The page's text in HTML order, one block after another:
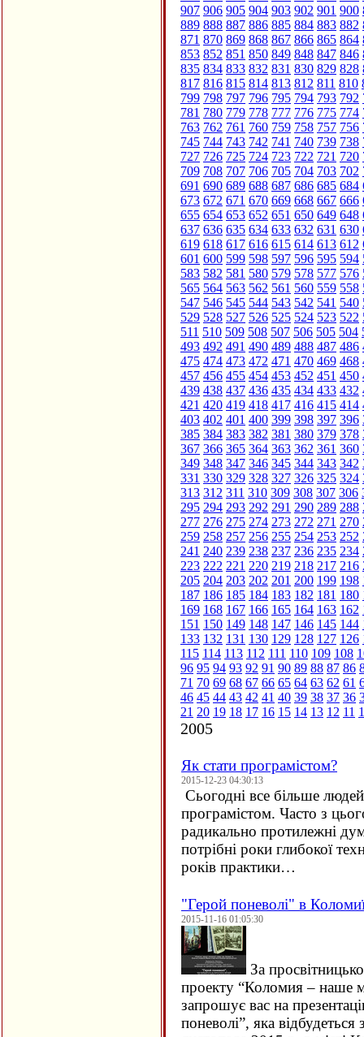
907 906 905 904 903 902 901 900
889 888 887 886 885 884 883 882
871 870 869 868 867 866 865 864
853 852 851 850 849 848 847 846
835 834 833 832 831 830 829 828
817 816 815 814 813 812 811 810
799 798 797 796 795 794 793 792
781 780 779 778 777 776 775 774
763 762 761 760 759 758 757 756
745 744 743 742 741 740 739 738
727 726 725 724 723 722 721 720
709 708 707 706 705 704 703 702
691 690 689 688 687 686 685 684
673 672 671 670 669 668 667 666
655 654 653 652 651 650 649 648
637 636 635 634 633 632 631 630
619 618 617 616 615 614 613 612
601 600 599 598 597 596 595 594
583 582 581 580 579 578 577 576
565 564 563 562 561 560 559 558
547 546 545 544 543 542 541 540
529 528 527 526 525 524 523 522
511 510 509 508 507 506 505 504
493 492 491 490 489 488 487 486
475 474 473 472 471 470 469 468
457 456 455 454 453 452 451 450
439 438 437 436 435 434 433 432
421 420 419 418 417 416 415 414
403 402 401 400 399 398 397 396
385 384 383 382 381 380 379 378
367 366 365 364 363 362 361 360
349 348 347 346 345 344 343 342
331 330 329 328 327 326 325 324
313 312 311 310 309 308 307 306
295 294 293 292 291 290 289 288
277 276 275 274 273 272 271 270
259 258 257 256 255 254 253 252
241 240 239 238 237 236 235 234
223 222 221 220 219 218 217 216
205 204 203 202 201 200 199 198
187 186 185 184 183 182 181 180
169 168 167 166 165 164 163 162
151 150 149 148 147 146 145 144
133 132 131 130 129 128 127 126
115 114 113 112 111 110 109 108
96 95 94 93 92 91 90 89 88 87 86
71 70 69 68 67 66 65 64 63 62 61
46 45 44 43 42 41 40 39 38 37 36
21 20 19 18 17 16 15 14 13 12 11
2005
Як стати програмістом?
2015-12-23 04:30:13
Сьогодні все більше
програмістом. Часто з
радикально протилежні
потрібні роки глибокої
років практики…
"Герой поневолі" в
2015-11-16 01:05:30
За
проекту “Коломия – наше
запрошує вас на
поневолі”, яка відбудеться